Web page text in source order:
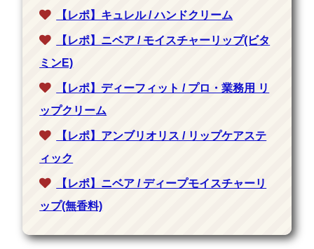
【レポ】キュレル / ハンドクリーム
【レポ】ニベア / モイスチャーリップ(ビタ
ミンE)
【レポ】ディーフィット / プロ・業務用 リ
ップクリーム
【レポ】アンブリオリス / リップケアステ
ィック
【レポ】ニベア / ディープモイスチャーリ
ップ(無香料)